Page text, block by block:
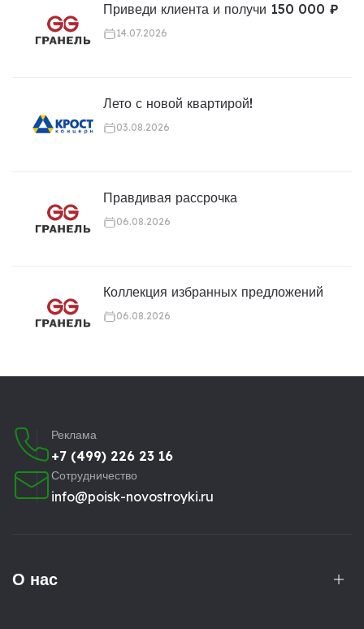
Приведи клиента и получи 150 000 ₽
14.07.2026
Лето с новой квартирой!
03.08.2026
Правдивая рассрочка
06.08.2026
Коллекция избранных предложений
06.08.2026
Реклама
+7 (499) 226 23 16
Сотрудничество
info@poisk-novostroyki.ru
О нас